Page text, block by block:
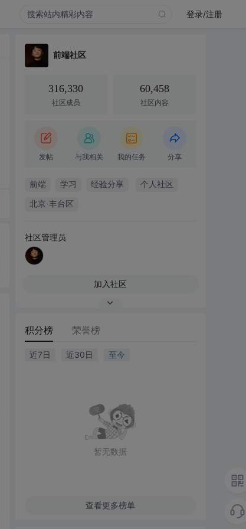
登录/注册
前端社区
316,330
社区成员
60,458
社区内容
发帖 与我相关 我的任务 分享
前端 学习 经验分享 个人社区
北京·丰台区
社区管理员
加入社区
积分榜 荣誉榜
近7日 近30日 至今
暂无数据
查看更多榜单